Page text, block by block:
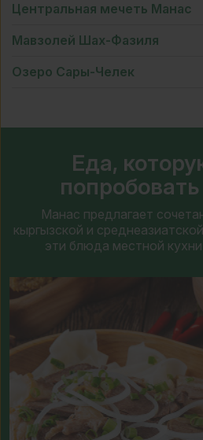
Центральная мечеть Манас
Мавзолей Шах-Фазиля
Озеро Сары-Челек
Еда,
Манас предлагает
кыргызской и
эти блюда местной